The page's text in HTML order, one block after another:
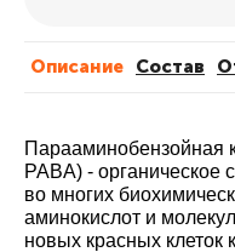
Описание Cостав
Парааминобензойная
PABA) - органическое
во многих
аминокислот и
новых красных клеток